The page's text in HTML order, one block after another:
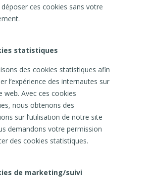
ces cookies sans votre
statistiques
des cookies statistiques afin
l’expérience des internautes sur
web. Avec ces cookies
nous obtenons des
sur l’utilisation de notre site
demandons votre permission
des cookies statistiques.
de marketing/suivi